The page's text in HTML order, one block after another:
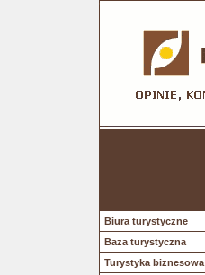
Biura turystyczne
Baza turystyczna
Turystyka biznesowa